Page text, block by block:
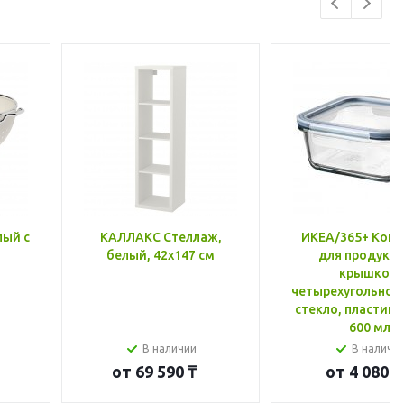
с
КАЛЛАКС Стеллаж,
белый, 42x147 см
В наличии
от 69 590 ₸
ИКЕА/365+
для
крышкой,
стекло, пластик
600 мл
В
от 4 080 ₸